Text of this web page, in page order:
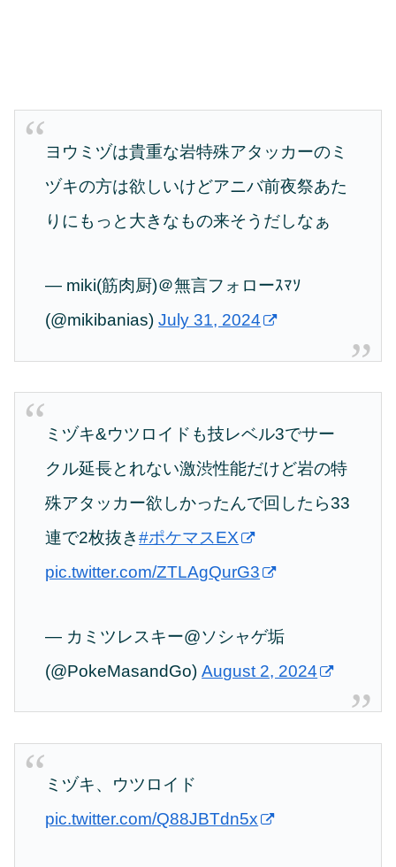
ヨウミヅは貴重な岩特殊アタッカーのミ
ヅキの方は欲しいけどアニバ前夜祭あた
りにもっと大きなもの来そうだしなぁ
— miki(筋肉厨)＠無言フォローｽﾏｿ
(@mikibanias)July 31, 2024
ミヅキ&ウツロイドも技レベル3でサー
クル延長とれない激渋性能だけど岩の特
殊アタッカー欲しかったんで回したら33
連で2枚抜き#ポケマスEX
pic.twitter.com/ZTLAgQurG3
— カミツレスキー@ソシャゲ垢
(@PokeMasandGo)August 2, 2024
ミヅキ、ウツロイド
pic.twitter.com/Q88JBTdn5x